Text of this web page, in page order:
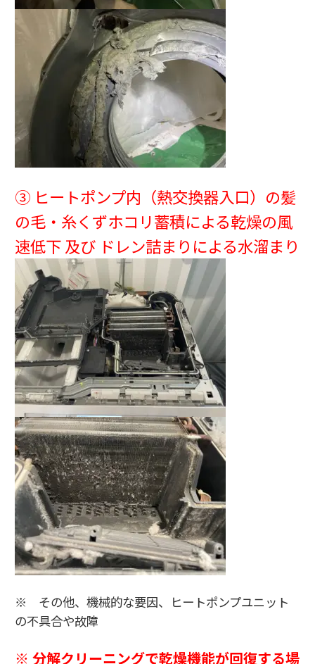
③ ヒートポンプ内（熱交換器入口）の髪
の毛・糸くずホコリ蓄積による乾燥の風
速低下 及び ドレン詰まりによる水溜まり
※ その他、機械的な要因、ヒートポンプユニット
の不具合や故障
※ 分解クリーニングで乾燥機能が回復する場